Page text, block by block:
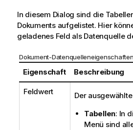
In diesem Dialog sind die
Dokuments aufgelistet. Hier
geladenes Feld als Datenquelle
Dokument-Datenquelleneigenschaften
Eigenschaft Beschreibung
Feldwert
Der
Tabellen: In
Menü sind